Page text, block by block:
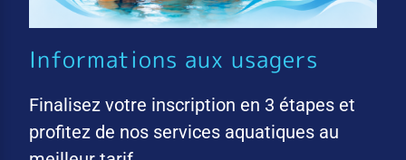
Informations aux usagers
Finalisez votre inscription en 3 étapes et
profitez de nos services aquatiques au